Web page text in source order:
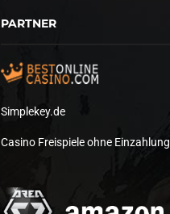
PARTNER
Simplekey.de
Casino Freispiele ohne Einzahlung